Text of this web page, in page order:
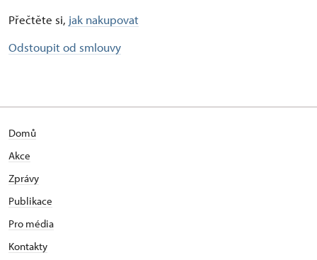
Přečtěte si, jak nakupovat
Odstoupit od smlouvy
Domů
Akce
Zprávy
Publikace
Pro média
Kontakty